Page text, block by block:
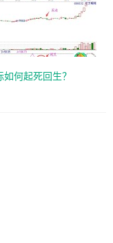
何起死回生？